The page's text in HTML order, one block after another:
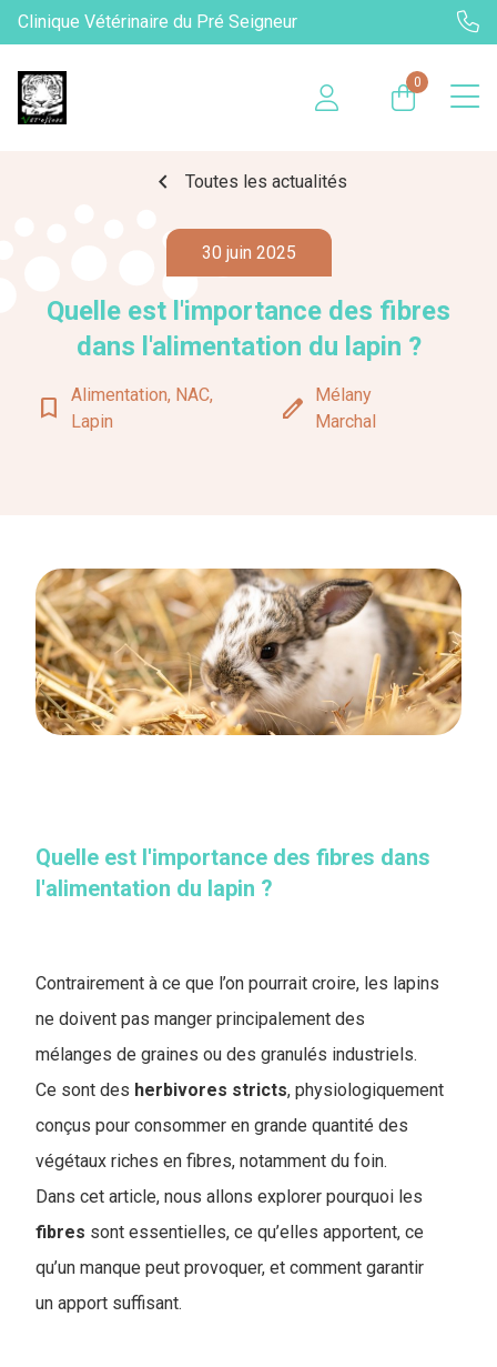
Clinique Vétérinaire du Pré Seigneur
0
chevron_left Toutes les actualités
30 juin 2025
Quelle est l'importance des fibres
dans l'alimentation du lapin ?
bookmark_border
Alimentation, NAC,
Lapin
edit
Mélany
Marchal
Quelle est l'importance des fibres dans
l'alimentation du lapin ?
Contrairement à ce que l’on pourrait croire, les lapins
ne doivent pas manger principalement des
mélanges de graines ou des granulés industriels.
Ce sont des herbivores stricts, physiologiquement
conçus pour consommer en grande quantité des
végétaux riches en fibres, notamment du foin.
Dans cet article, nous allons explorer pourquoi les
fibres sont essentielles, ce qu’elles apportent, ce
qu’un manque peut provoquer, et comment garantir
un apport suffisant.